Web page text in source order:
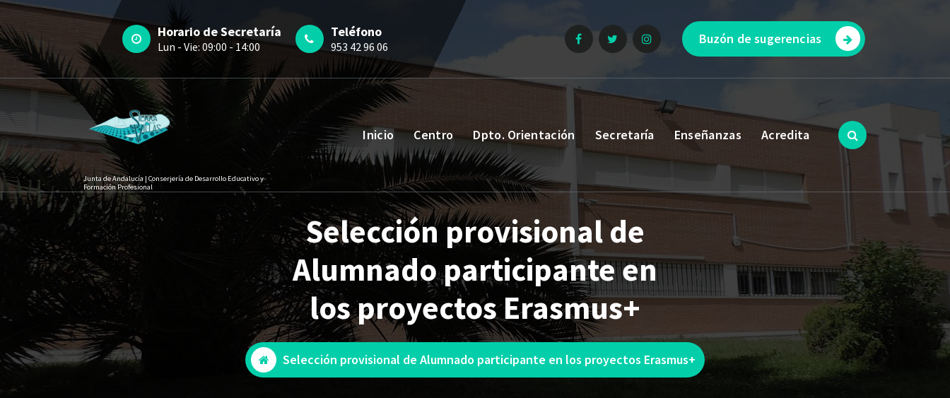
contenido
Saltar
al
contenido
Horario de Secretaría
Lun - Vie: 09:00 - 14:00
Teléfono
953 42 96 06 Buzón de sugerencias
Junta de Andalucía | Conserjería de Desarrollo Educativo y
Formación Profesional
Inicio Centro Dpto. Orientación Secretaría Enseñanzas Acredita
Selección provisional de
Alumnado participante en
los proyectos Erasmus+
Selección provisional de Alumnado participante en los proyectos Erasmus+